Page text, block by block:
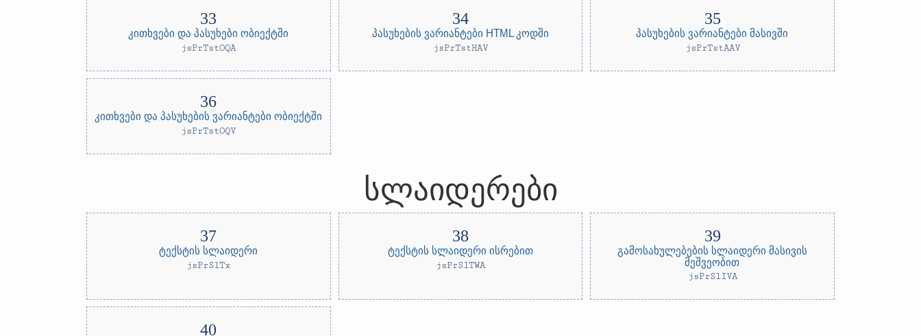
კითხვები და პასუხები ობიექტში
jsPrTstOQA
პასუხების ვარიანტები HTML კოდში
jsPrTstHAV
პასუხების ვარიანტები მასივში
jsPrTstAAV
კითხვები და პასუხების ვარიანტები ობიექტში
jsPrTstOQV
სლაიდერები
ტექსტის სლაიდერი
jsPrSlTx
ტექსტის სლაიდერი ისრებით
jsPrSlTWA
გამოსახულებების სლაიდერი მასივის
მეშვეობით
jsPrSlIVA